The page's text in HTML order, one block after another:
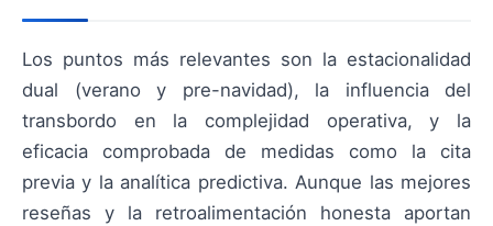
Los puntos más relevantes son la estacionalidad
dual (verano y pre-navidad), la influencia del
transbordo en la complejidad operativa, y la
eficacia comprobada de medidas como la cita
previa y la analítica predictiva. Aunque las mejores
reseñas y la retroalimentación honesta aportan